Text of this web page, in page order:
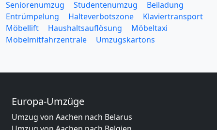
Seniorenumzug
Studentenumzug
Beiladung
Entrümpelung
Halteverbotszone
Klaviertransport
Möbellift
Haushaltsauflösung
Möbeltaxi
Möbelmitfahrzentrale
Umzugskartons
Europa-Umzüge
Umzug von Aachen nach Belarus